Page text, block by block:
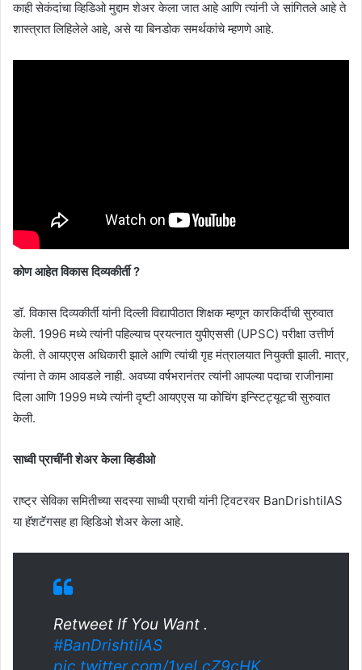
काही सेकंदांचा व्हिडिओ मुद्दाम शेअर केला जात आहे आणि त्यांनी जे सांगितले आहे ते
शास्त्रात लिहिलेले आहे, असे या बिनडोक समर्थकांचे म्हणणे आहे.
कोण आहेत विकास दिव्यकीर्ती ?
डॉ. विकास दिव्यकीर्ती यांनी दिल्ली विद्यापीठात शिक्षक म्हणून कारकिर्दीची सुरुवात
केली. 1996 मध्ये त्यांनी पहिल्याच प्रयत्नात युपीएससी (UPSC) परीक्षा उत्तीर्ण
केली. ते आयएएस अधिकारी झाले आणि त्यांची गृह मंत्रालयात नियुक्ती झाली. मात्र,
त्यांना ते काम आवडले नाही. अवघ्या वर्षभरानंतर त्यांनी आपल्या पदाचा राजीनामा
दिला आणि 1999 मध्ये त्यांनी दृष्टी आयएएस या कोचिंग इन्स्टिट्यूटची सुरुवात
केली.
साध्वी प्राचींनी शेअर केला व्हिडीओ
राष्ट्र सेविका समितीच्या सदस्या साध्वी प्राची यांनी ट्विटरवर BanDrishtiIAS
या हॅशटॅगसह हा व्हिडिओ शेअर केला आहे.
Retweet If You Want .
#BanDrishtiIAS
pic.twitter.com/1yeLcZ9cHK